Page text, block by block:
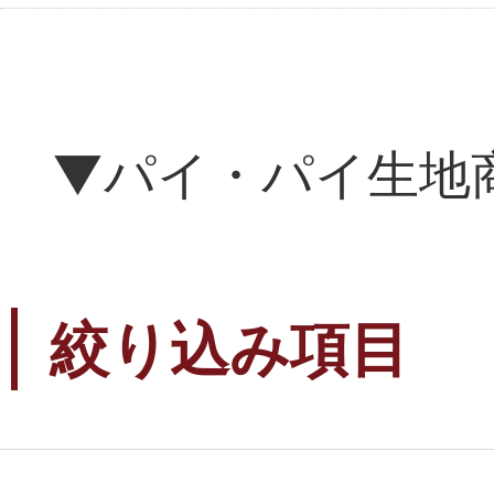
▼パイ・パイ生地
絞り込み項目